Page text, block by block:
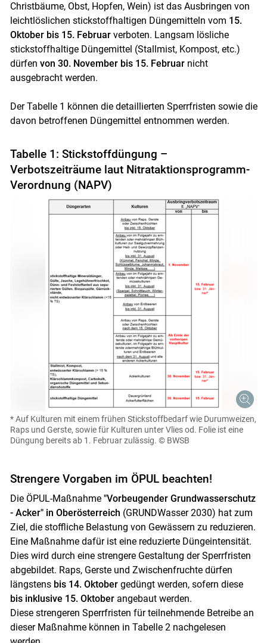
Christbäume, Obst, Hopfen, Wein) ist das Ausbringen von
leichtlöslichen stickstoffhaltigen Düngemitteln vom 15.
Oktober bis 15. Februarverboten. Langsam lösliche
stickstoffhaltige Düngemittel (Stallmist, Kompost, etc.)
dürfen von 30. November bis 15. Februarnicht
ausgebracht werden.
Der Tabelle 1 können die detaillierten Sperrfristen sowie die
davon betroffenen Düngemittel entnommen werden.
Tabelle 1: Stickstoffdüngung –
Verbotszeiträume laut Nitrataktionsprogramm-
Verordnung (NAPV)
* Auf Kulturen mit einem frühen Stickstoffbedarf wie Durumweizen,
Raps und Gerste, sowie für Kulturen unter Vlies od. Folie ist eine
Düngung bereits ab 1. Februar zulässig. © BWSB
Strengere Vorgaben im ÖPUL beachten!
Die ÖPUL-Maßnahme "Vorbeugender Grundwasserschutz
- Acker" in Oberösterreich (GRUNDWasser 2030) hat zum
Ziel, die stoffliche Belastung von Gewässern zu reduzieren.
Eine Maßnahme dafür ist eine reduzierte Düngeintensität.
Dies wird durch eine strengere Gestaltung der Sperrfristen
abgebildet. Raps, Gerste und Zwischenfruchte dürfen
längstensbis 14. Oktobergedüngt werden, sofern diese
bis inklusive 15. Oktoberangebaut werden.
Diese strengeren Sperrfristen für teilnehmende Betreibe an
dieser Maßnahme können in Tabelle 2 nachgelesen